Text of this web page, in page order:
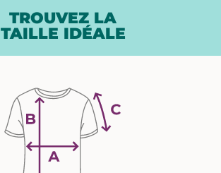
TROUVEZ LA
TAILLE IDÉALE